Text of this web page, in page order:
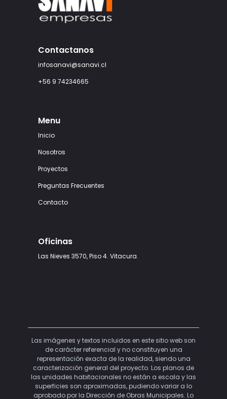
Contactanos
infosanavi@sanavi.cl
+56 9 74234665
Menu
Inicio
Nosotros
Proyectos
Preguntas Frecuentes
Contacto
Oficinas
Las Nieves 3570, Piso 4. Vitacura.
Las imágenes y textos incluidos en este sitio web son
de carácter referencial y no constituyen una
representación exacta de la realidad, siendo una
caracterización general del proyecto. Los planos de
las unidades habitacionales no están a escala y las
superficies son aproximadas, pudiendo variar a lo
aprobado por la Dirección de Obras Municipales. Lo